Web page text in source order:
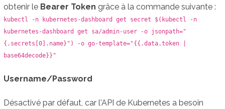
obtenir le Bearer Token grâce à la commande suivante :
kubectl -n kubernetes-dashboard get secret $(kubectl -n
kubernetes-dashboard get sa/admin-user -o jsonpath="
{.secrets[0].name}") -o go-template="{{.data.token |
base64decode}}"
Username/Password
Désactivé par défaut, car l'API de Kubernetes a besoin